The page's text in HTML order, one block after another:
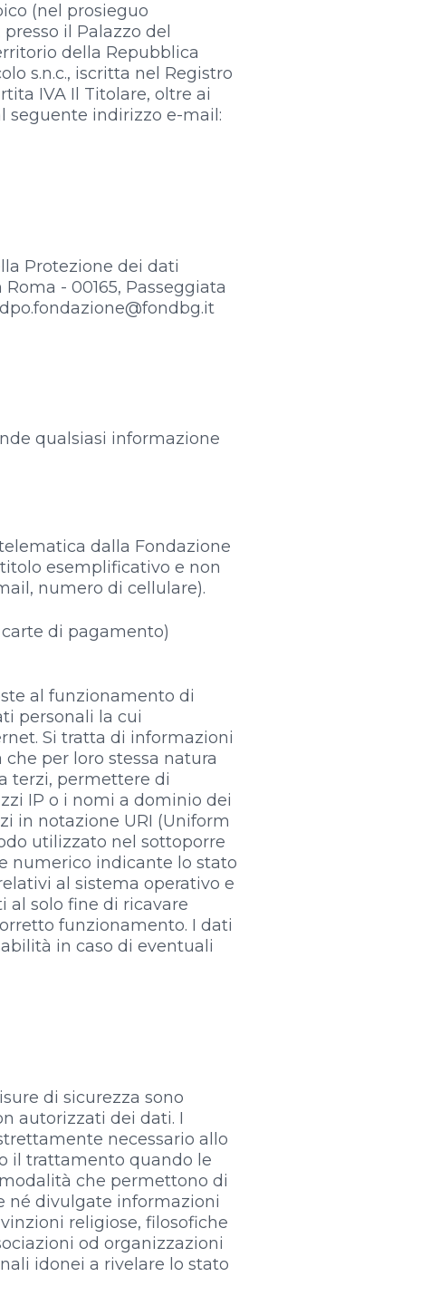
(nel prosieguo
il Palazzo del
della Repubblica
s.n.c., iscritta nel Registro
IVA Il Titolare, oltre ai
seguente indirizzo e-mail:
Protezione dei dati
- 00165, Passeggiata
qualsiasi informazione
dalla Fondazione
esemplificativo e non
numero di cellulare).
di pagamento)
al funzionamento di
personali la cui
Si tratta di informazioni
per loro stessa natura
terzi, permettere di
IP o i nomi a dominio dei
in notazione URI (Uniform
utilizzato nel sottoporre
numerico indicante lo stato
al sistema operativo e
solo fine di ricavare
funzionamento. I dati
in caso di eventuali
di sicurezza sono
autorizzati dei dati. I
necessario allo
il trattamento quando le
che permettono di
né divulgate informazioni
religiose, filosofiche
od organizzazioni
idonei a rivelare lo stato